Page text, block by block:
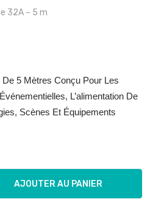
32A – 5 m
5 Mètres Conçu Pour Les
L’alimentation De
Scènes Et Équipements
AJOUTER AU PANIER